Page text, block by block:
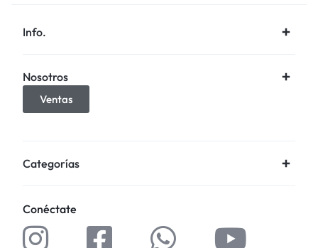
Info.
Nosotros
Ventas
Categorías
Conéctate